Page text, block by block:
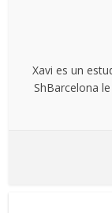
Xavi es un
ShBarcelona